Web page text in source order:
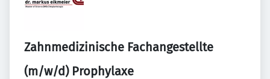
Zahnmedizinische Fachangestellte
(m/w/d) Prophylaxe